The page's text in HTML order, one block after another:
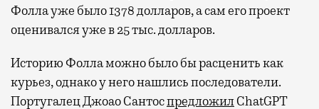
Фолла уже было 1378 долларов, а сам его проект
оценивался уже в 25 тыс. долларов.
Историю Фолла можно было бы расценить как
курьез, однако у него нашлись последователи.
Португалец Джоао СантоспредложилChatGPT